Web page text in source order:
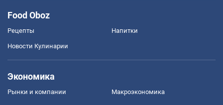
Food Oboz
Рецепты Напитки
Новости Кулинарии
Экономика
Рынки и компании Mакроэкономика